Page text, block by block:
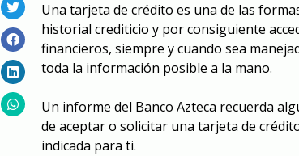
Una tarjeta de crédito es una de las
historial crediticio y por consiguiente
financieros, siempre y cuando sea
toda la información posible a la mano.
Un informe del Banco Azteca recuerda
de aceptar o solicitar una tarjeta de
indicada para ti.